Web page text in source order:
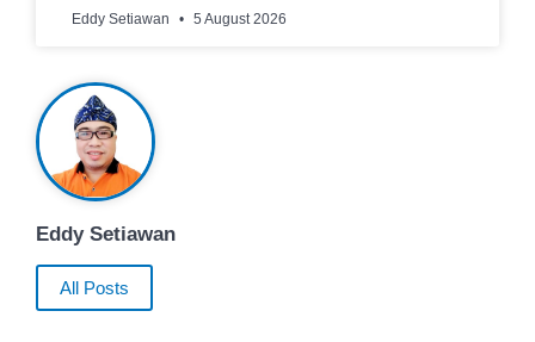
Eddy Setiawan
All Posts
Eddy Setiawan 5 August 2026